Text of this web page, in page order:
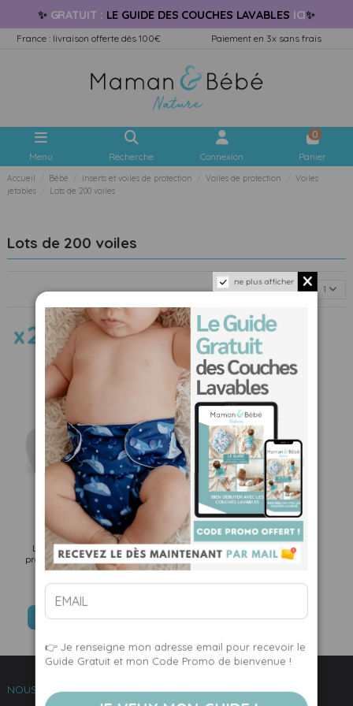
✨ GRATUIT : LE GUIDE DES COUCHES LAVABLES ICI✨
France : livraison offerte dès 100€ Paiement en 3x sans frais
Menu Recherche Connexion
0
Panier
Accueil Bébé Inserts et voiles de protection Voiles de protection
Voiles
jetables
Lots de 200 voiles
Lots de 200 voiles
Choisir 1
Lot de 200 voiles feuillets de
protection biodégradables pour
couches lavables
22,90 €
AJOUTER AU PANIER
NOUS CONTACTER
ne plus afficher
👉 Je renseigne mon adresse email pour recevoir le
Guide Gratuit et mon Code Promo de bienvenue !